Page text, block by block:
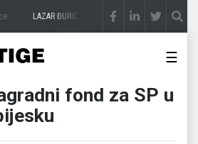
LAZAR ĐURIĆ: Promocija potencijal pretvara u
☰
fond za SP u